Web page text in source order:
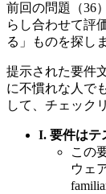
前回の問題（36
らし合わせて評
る」ものを探し
提示された要件
に不慣れな人で
して、チェック
I. 要件はテ
この
ウェ